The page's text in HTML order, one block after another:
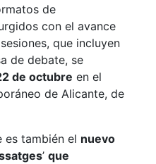
de
con el avance
que incluyen
de debate, se
de octubre en el
de Alicante, de
es también el nuevo
’ que